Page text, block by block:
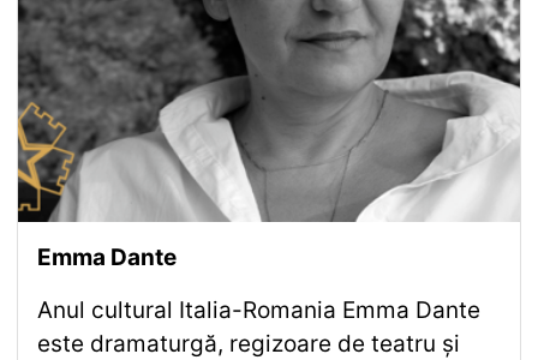
Emma Dante
Anul cultural Italia-Romania Emma Dante
este dramaturgă, regizoare de teatru și